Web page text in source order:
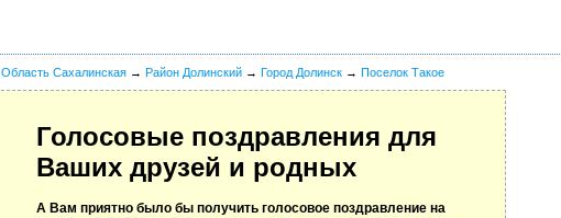
Область Сахалинская → Район Долинский → Город Долинск → Поселок Такое
Голосовые поздравления для
Ваших друзей и родных
А Вам приятно было бы получить голосовое поздравление на